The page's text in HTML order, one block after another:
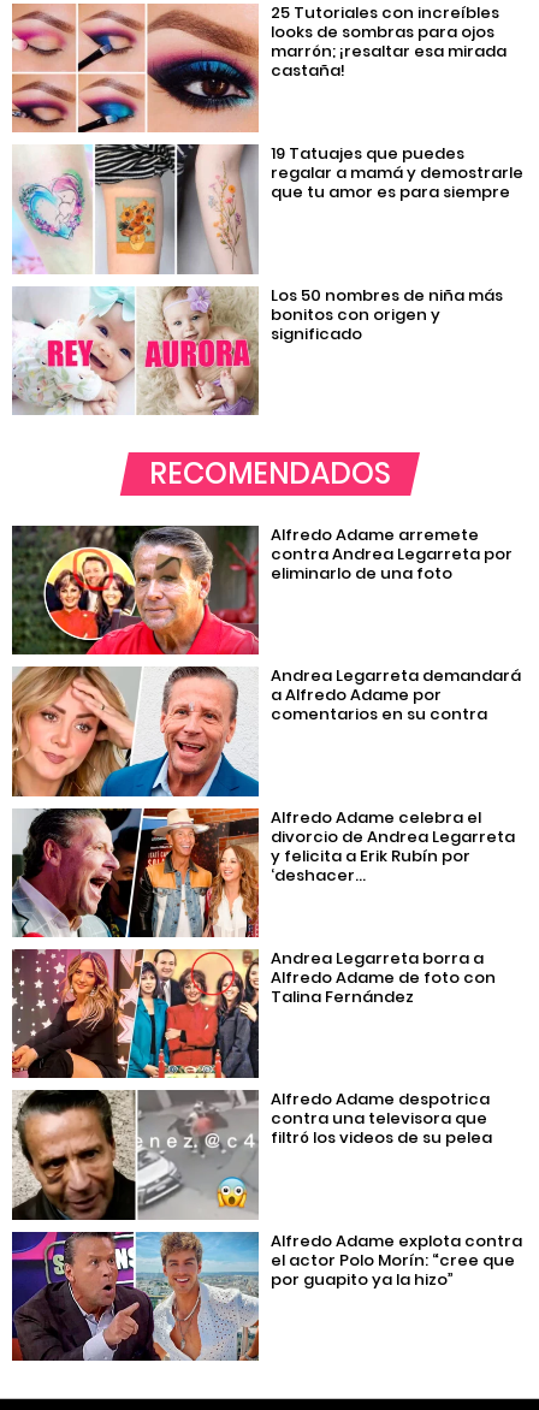
25 Tutoriales con increíbles
looks de sombras para ojos
marrón; ¡resaltar esa mirada
castaña!
19 Tatuajes que puedes
regalar a mamá y demostrarle
que tu amor es para siempre
Los 50 nombres de niña más
bonitos con origen y
significado
RECOMENDADOS
Alfredo Adame arremete
contra Andrea Legarreta por
eliminarlo de una foto
Andrea Legarreta demandará
a Alfredo Adame por
comentarios en su contra
Alfredo Adame celebra el
divorcio de Andrea Legarreta
y felicita a Erik Rubín por
‘deshacer...
Andrea Legarreta borra a
Alfredo Adame de foto con
Talina Fernández
Alfredo Adame despotrica
contra una televisora que
filtró los videos de su pelea
Alfredo Adame explota contra
el actor Polo Morín: “cree que
por guapito ya la hizo”